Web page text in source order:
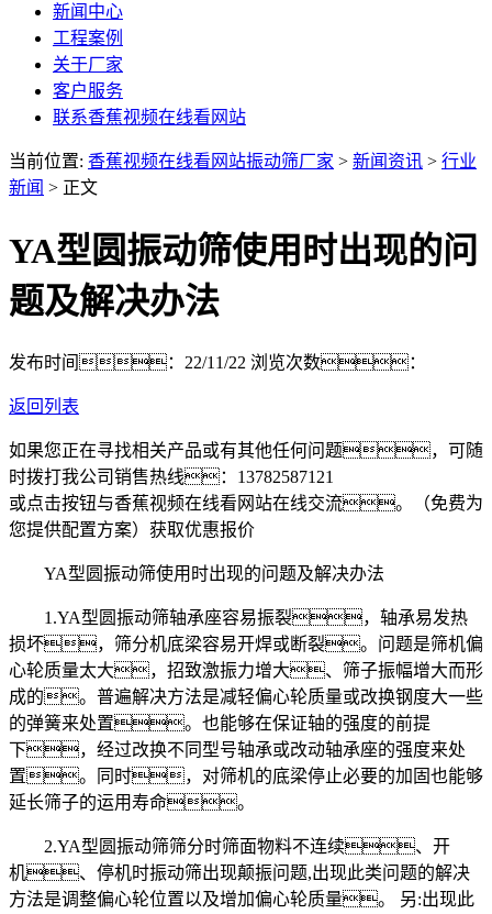
新闻中心
工程案例
关于厂家
客户服务
联系香蕉视频在线看网站
当前位置: 香蕉视频在线看网站振动筛厂家 > 新闻资讯 > 行业
新闻 > 正文
YA型圆振动筛使用时出现的问
题及解决办法
发布时间：22/11/22 浏览次数：
返回列表
如果您正在寻找相关产品或有其他任何问题，可随
时拨打我公司销售热线： 13782587121
或点击按钮与香蕉视频在线看网站在线交流。（免费为
您提供配置方案） 获取优惠报价
YA型圆振动筛使用时出现的问题及解决办法
1.YA型圆振动筛轴承座容易振裂，轴承易发热
损坏，筛分机底梁容易开焊或断裂。问题是筛机偏
心轮质量太大，招致激振力增大、筛子振幅增大而形
成的。普遍解决方法是减轻偏心轮质量或改换钢度大一些
的弹簧来处置。也能够在保证轴的强度的前提
下，经过改换不同型号轴承或改动轴承座的强度来处
置。同时，对筛机的底梁停止必要的加固也能够
延长筛子的运用寿命。
2.YA型圆振动筛筛分时筛面物料不连续、开
机、停机时振动筛出现颠振问题,出现此类问题的解决
方法是调整偏心轮位置以及增加偏心轮质量。 另:出现此